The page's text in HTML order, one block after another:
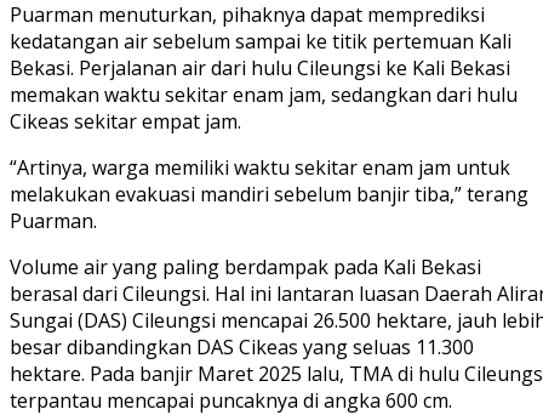
Puarman menuturkan, pihaknya dapat memprediksi
kedatangan air sebelum sampai ke titik pertemuan Kali
Bekasi. Perjalanan air dari hulu Cileungsi ke Kali Bekasi
memakan waktu sekitar enam jam, sedangkan dari hulu
Cikeas sekitar empat jam.
“Artinya, warga memiliki waktu sekitar enam jam untuk
melakukan evakuasi mandiri sebelum banjir tiba,” terang
Puarman.
Volume air yang paling berdampak pada Kali Bekasi
berasal dari Cileungsi. Hal ini lantaran luasan Daerah
Sungai (DAS) Cileungsi mencapai 26.500 hektare, jauh
besar dibandingkan DAS Cikeas yang seluas 11.300
hektare. Pada banjir Maret 2025 lalu, TMA di hulu
terpantau mencapai puncaknya di angka 600 cm.